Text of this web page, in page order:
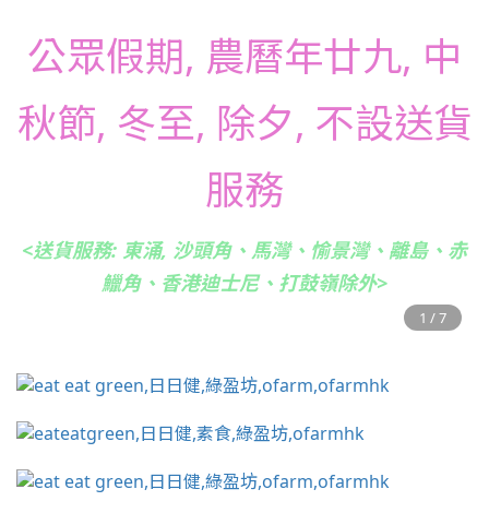
公眾假期, 農曆年廿九, 中
秋節, 冬至, 除夕, 不設送貨
服務
<送貨服務: 東涌, 沙頭角、馬灣、愉景灣、離島、赤
鱲角、香港迪士尼、打鼓嶺除外>